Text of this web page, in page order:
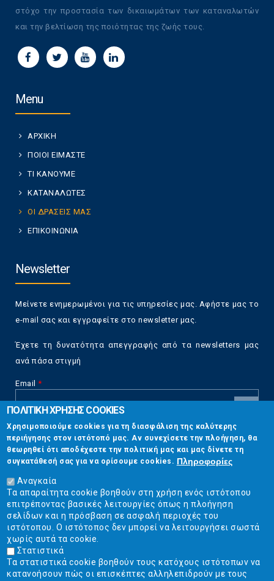
στόχο την προστασία των δικαιωμάτων των καταναλωτών
και την βελτίωση της ποιότητας της ζωής τους.
Menu
ΑΡΧΙΚΗ
ΠΟΙΟΙ ΕΙΜΑΣΤΕ
ΤΙ ΚΑΝΟΥΜΕ
ΚΑΤΑΝΑΛΩΤΕΣ
ΟΙ ΔΡΑΣΕΙΣ ΜΑΣ
ΕΠΙΚΟΙΝΩΝΙΑ
Newsletter
Μείνετε ενημερωμένοι για τις υπηρεσίες μας. Αφήστε μας το
e-mail σας και εγγραφείτε στο newsletter μας.
Έχετε τη δυνατότητα απεγγραφής από τα newsletters μας
ανά πάσα στιγμή
Email *
CAPTCHA
This
question is
for testing
whether or
not you are a
human visitor
and to
prevent
automated
spam
submissions.
5+2
Επικοινωνία
Στουρνάρη 17, Αθήνα 10683
2103304444
info@ekpizo.gr
www.ekpizo.gr
Δευ - Πεμ:10:00 πμ - 2:00 μμ
ΠΟΛΙΤΙΚΗ ΧΡΗΣΗΣ COOKIES
Χρησιμοποιούμε cookies για τη διασφάλιση της καλύτερης
περιήγησης στον ιστότοπό μας. Αν συνεχίσετε την πλοήγηση, θα
θεωρηθεί ότι αποδέχεστε την πολιτική μας και μας δίνετε τη
συγκατάθεσή σας για να ορίσουμε cookies. Πληροφορίες
Αναγκαία
Τα απαραίτητα cookie βοηθούν στη χρήση ενός ιστότοπου
επιτρέποντας βασικές λειτουργίες όπως η πλοήγηση
σελίδων και η πρόσβαση σε ασφαλή περιοχές του
ιστότοπου. Ο ιστότοπος δεν μπορεί να λειτουργήσει σωστά
χωρίς αυτά τα cookie.
Στατιστικά
Τα στατιστικά cookie βοηθούν τους κατόχους ιστότοπων να
κατανοήσουν πώς οι επισκέπτες αλληλεπιδρούν με τους